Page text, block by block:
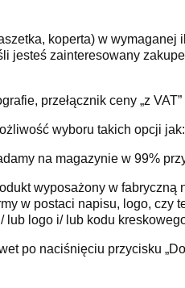
koperta) w
jesteś zainteresowany
przełącznik ceny „z
wyboru takich opcji jak:
na magazynie w 99%
wyposażony w
w postaci napisu, logo, czy
lub logo i/ lub kodu
po naciśnięciu przycisku